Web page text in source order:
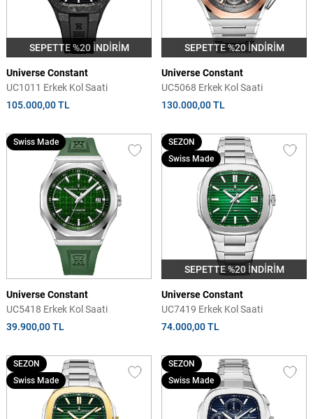
SEPETTE %20 İNDİRİM
Universe Constant
UC1011 Erkek Kol Saati
105.000,00 TL
SEPETTE %20 İNDİRİM
Universe Constant
UC5068 Erkek Kol Saati
130.000,00 TL
Swiss Made
Universe Constant
UC5418 Erkek Kol Saati
39.900,00 TL
SEPETTE %20 İNDİRİM
SEZON
Swiss Made
Universe Constant
UC7419 Erkek Kol Saati
74.000,00 TL
SEZON
Swiss Made
SEZON
Swiss Made